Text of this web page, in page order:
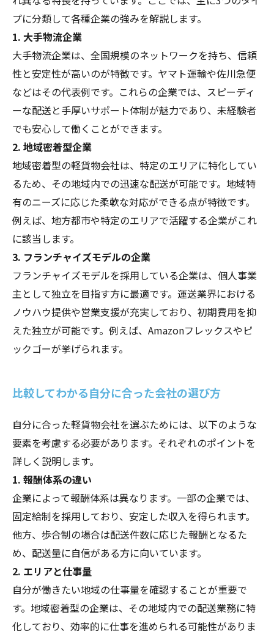
プに分類して各種企業の強みを解説します。
1. 大手物流企業
大手物流企業は、全国規模のネットワークを持ち、信頼
性と安定性が高いのが特徴です。ヤマト運輸や佐川急便
などはその代表例です。これらの企業では、スピーディ
ーな配送と手厚いサポート体制が魅力であり、未経験者
でも安心して働くことができます。
2. 地域密着型企業
地域密着型の軽貨物会社は、特定のエリアに特化してい
るため、その地域内での迅速な配送が可能です。地域特
有のニーズに応じた柔軟な対応ができる点が特徴です。
例えば、地方都市や特定のエリアで活躍する企業がこれ
に該当します。
3. フランチャイズモデルの企業
フランチャイズモデルを採用している企業は、個人事業
主として独立を目指す方に最適です。運送業界における
ノウハウ提供や営業支援が充実しており、初期費用を抑
えた独立が可能です。例えば、Amazonフレックスやピ
ックゴーが挙げられます。
比較してわかる自分に合った会社の選び方
自分に合った軽貨物会社を選ぶためには、以下のような
要素を考慮する必要があります。それぞれのポイントを
詳しく説明します。
1. 報酬体系の違い
企業によって報酬体系は異なります。一部の企業では、
固定給制を採用しており、安定した収入を得られます。
他方、歩合制の場合は配送件数に応じた報酬となるた
め、配送量に自信がある方に向いています。
2. エリアと仕事量
自分が働きたい地域の仕事量を確認することが重要で
す。地域密着型の企業は、その地域内での配送業務に特
化しており、効率的に仕事を進められる可能性がありま